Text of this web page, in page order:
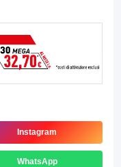
Instagram
WhatsApp